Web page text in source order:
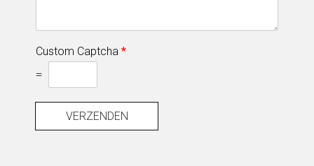
Custom Captcha *
=
VERZENDEN